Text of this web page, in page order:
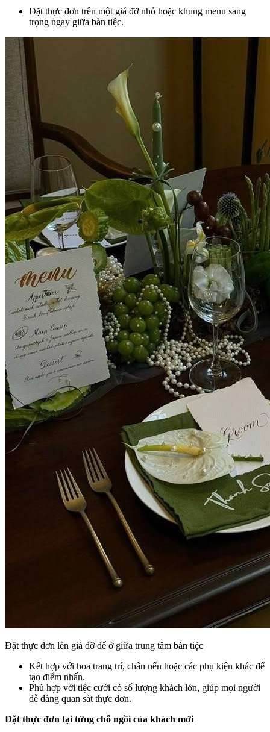
Đặt thực đơn trên một giá đỡ nhỏ hoặc khung menu sang
trọng ngay giữa bàn tiệc.
Đặt thực đơn lên giá đỡ để ở giữa trung tâm bàn tiệc
Kết hợp với hoa trang trí, chân nến hoặc các phụ kiện khác để
tạo điểm nhấn.
Phù hợp với tiệc cưới có số lượng khách lớn, giúp mọi người
dễ dàng quan sát thực đơn.
Đặt thực đơn tại từng chỗ ngồi của khách mời